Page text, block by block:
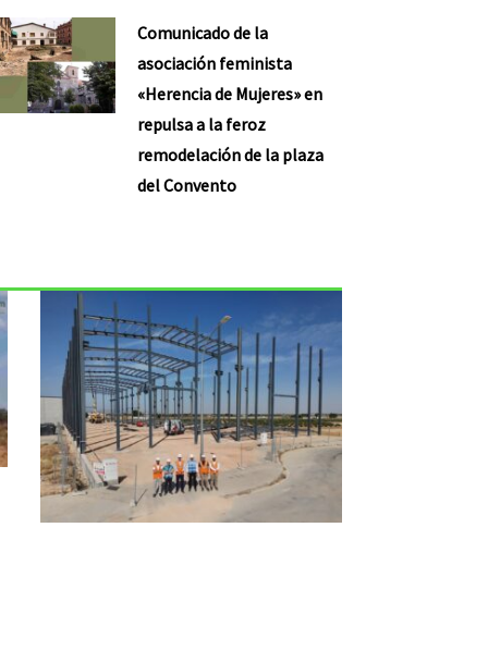
Comunicado de la
asociación feminista
«Herencia de Mujeres» en
repulsa a la feroz
remodelación de la plaza
del Convento